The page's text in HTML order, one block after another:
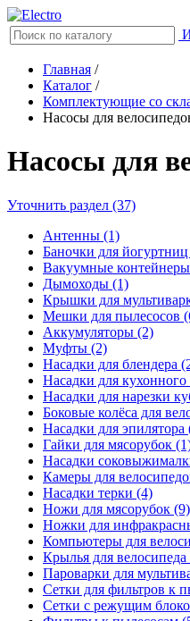
Главная /
Каталог /
Комплектующие со
Насосы для
Насосы для
Уточнить раздел (37)
Антенны (1)
Баночки для
Вакуумные
Дымоходы (1)
Крышки для
Мешки для пылесосов
Аккумуляторы (2)
Муфты (2)
Насадки для блендера
Насадки для
Насадки для нарезки
Боковые колёса для
Насадки для эпилятора
Гайки для мясорубок
Насадки
Камеры для
Насадки терки (4)
Ножи для мясорубок (9)
Ножки для
Компьютеры для
Крылья для велосипеда
Пароварки для
Сетки для фильтров к
Сетки с режущим